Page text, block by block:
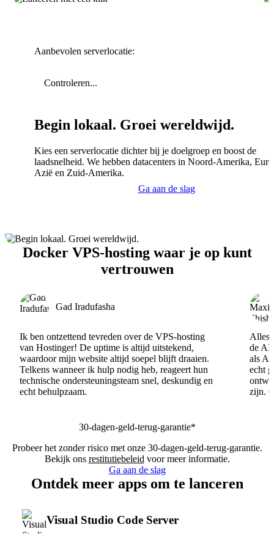
Aanbevolen serverlocatie:
Controleren...
Begin lokaal. Groei wereldwijd.
Kies een serverlocatie dichter bij je doelgroep en boost de
laadsnelheid. We hebben datacenters in Noord-Amerika,
Azië en Zuid-Amerika.
Ga aan de slag
Docker VPS-hosting waar je op kunt
vertrouwen
Gad Iradufasha
Ik ben ontzettend tevreden over de VPS-hosting
van Hostinger! De uptime is altijd uitstekend,
waardoor mijn website altijd soepel blijft draaien.
Telkens wanneer ik hulp nodig heb, reageert hun
technische ondersteuningsteam snel, deskundig en
echt behulpzaam.
Alles
de
als AI
echt
zijn.
30-dagen-geld-terug-garantie*
Probeer het zonder risico met onze 30-dagen-geld-terug-garantie.
Bekijk ons restitutiebeleid voor meer informatie.
Ga aan de slag
Ontdek meer apps om te lanceren
Visual Studio Code Server